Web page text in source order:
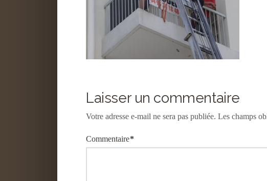
Laisser un commentaire
Votre adresse e-mail ne sera pas publiée. Les champs
Commentaire*